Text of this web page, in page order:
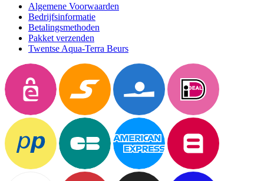
Algemene Voorwaarden
Bedrijfsinformatie
Betalingsmethoden
Pakket verzenden
Twentse Aqua-Terra Beurs